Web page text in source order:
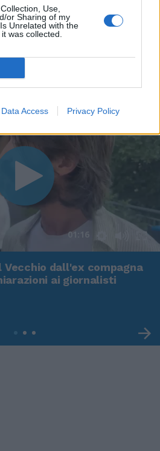
Use,
or Sharing of my
Unrelated with the
was collected.
Data Access Privacy Policy
01:16
Vecchio dall'ex compagna
ai giornalisti